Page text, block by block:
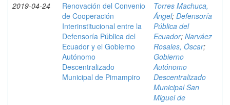
2019-04-24
Renovación del Convenio
de Cooperación
Interinstitucional entre la
Defensoría Pública del
Ecuador y el Gobierno
Autónomo
Descentralizado
Municipal de Pimampiro
Torres Machuca,
Ángel; Defensoría
Pública del
Ecuador; Narváez
Rosales, Óscar;
Gobierno
Autónomo
Descentralizado
Municipal San
Miguel de